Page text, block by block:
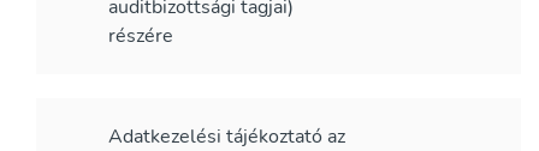
auditbizottsági tagjai)
részére
Adatkezelési tájékoztató az